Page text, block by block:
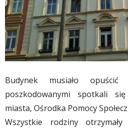
Budynek musiało
poszkodowanymi spotkali się
miasta, Ośrodka Pomocy
Wszystkie rodziny